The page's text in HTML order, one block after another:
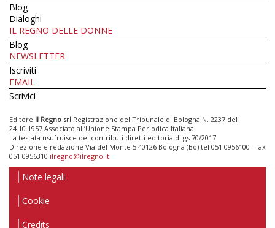
Blog
Dialoghi
IL REGNO DELLE DONNE
Blog
NEWSLETTER
Iscriviti
EMAIL
Scrivici
Editore Il Regno srl Registrazione del Tribunale di Bologna N. 2237 del
24.10.1957 Associato all’Unione Stampa Periodica Italiana
La testata usufruisce dei contributi diretti editoria d.lgs 70/2017
Direzione e redazione Via del Monte 5 40126 Bologna (Bo) tel 051 0956100 - fax
051 0956310 ilregno@ilregno.it
Note legali
Cookie
Credits